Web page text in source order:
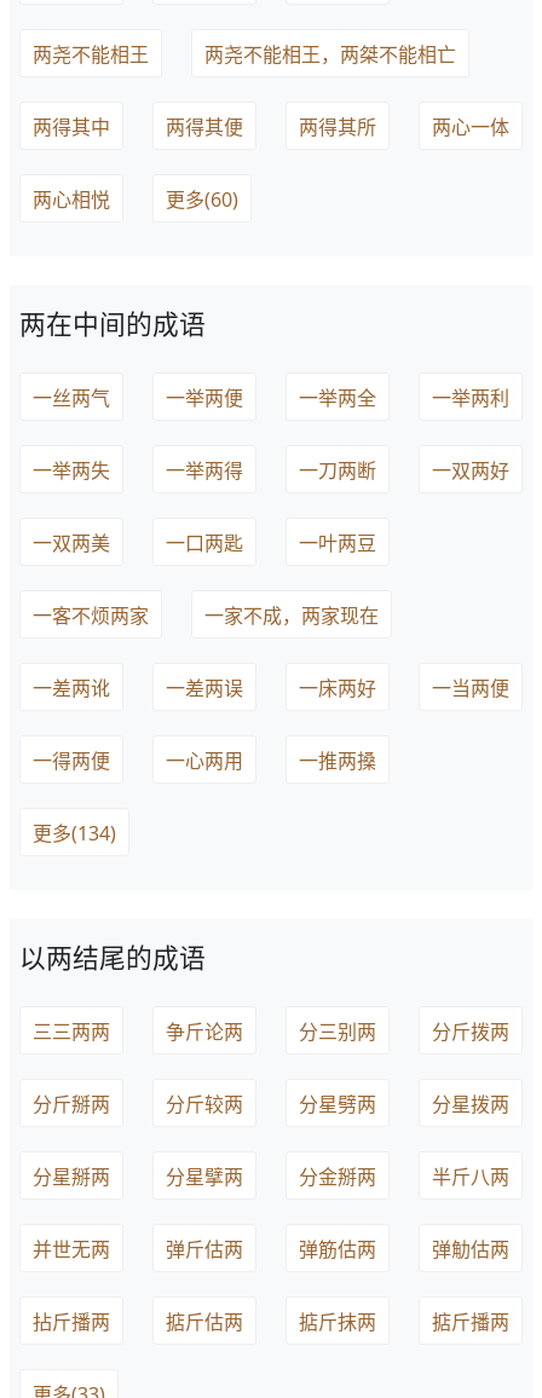
两尧不能相王 两尧不能相王，两桀不能相亡
两得其中 两得其便 两得其所 两心一体
两心相悦 更多(60)
两在中间的成语
一丝两气 一举两便 一举两全 一举两利
一举两失 一举两得 一刀两断 一双两好
一双两美 一口两匙 一叶两豆
一客不烦两家 一家不成，两家现在
一差两讹 一差两误 一床两好 一当两便
一得两便 一心两用 一推两搡
更多(134)
以两结尾的成语
三三两两 争斤论两 分三别两 分斤拨两
分斤掰两 分斤较两 分星劈两 分星拨两
分星掰两 分星擘两 分金掰两 半斤八两
并世无两 弹斤估两 弹筋估两 弹觔估两
拈斤播两 掂斤估两 掂斤抹两 掂斤播两